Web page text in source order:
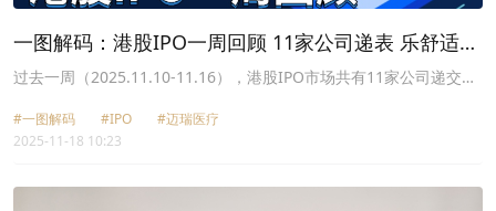
一图解码：港股IPO一周回顾 11家公司递表 乐舒适上
市首日高开33.51%
过去一周（2025.11.10-11.16），港股IPO市场共有11家公司递交上
科技等；2家公司通过港交所聆讯，分别为图达通和量化派，其中图
达通拟通过SPAC合并上市；1家新公司启动招股，即创新实业
#一图解码 #IPO
#迈瑞医疗
2025-11-18 10:23